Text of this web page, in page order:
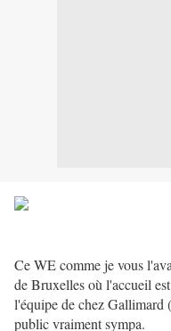
Ce WE comme je vous
de Bruxelles où l'accueil
l'équipe de chez
public vraiment sympa.